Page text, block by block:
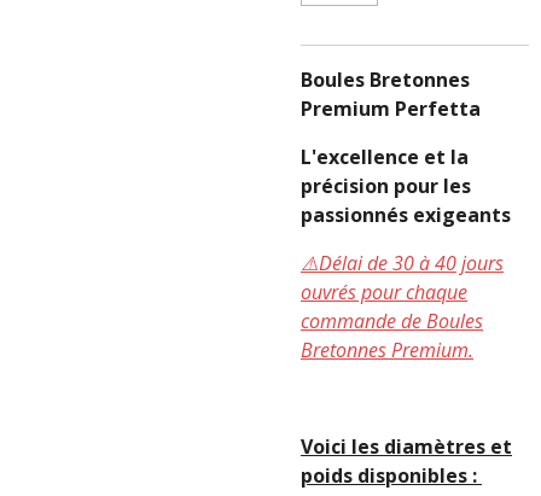
Boules Bretonnes
Premium Perfetta
L'excellence et la
précision pour les
passionnés exigeants
⚠️Délai de 30 à 40 jours
ouvrés pour chaque
commande de Boules
Bretonnes Premium.
Voici les diamètres et
poids disponibles :